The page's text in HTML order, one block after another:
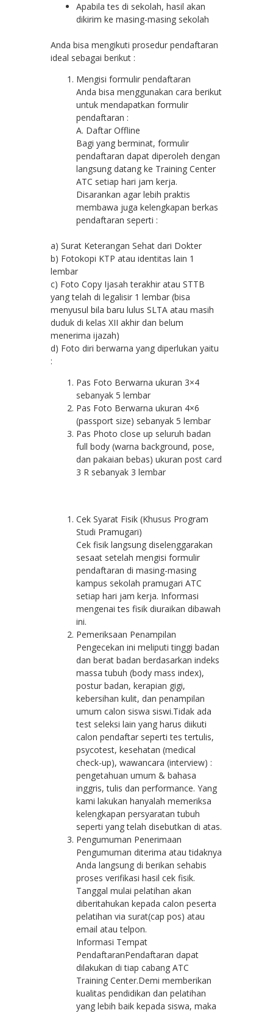
Apabila tes di sekolah, hasil akan
dikirim ke masing-masing sekolah
Anda bisa mengikuti prosedur pendaftaran
ideal sebagai berikut :
Mengisi formulir pendaftaran
Anda bisa menggunakan cara berikut
untuk mendapatkan formulir
pendaftaran :
A. Daftar Offline
Bagi yang berminat, formulir
pendaftaran dapat diperoleh dengan
langsung datang ke Training Center
ATC setiap hari jam kerja.
Disarankan agar lebih praktis
membawa juga kelengkapan berkas
pendaftaran seperti :
a) Surat Keterangan Sehat dari Dokter
b) Fotokopi KTP atau identitas lain 1
lembar
c) Foto Copy Ijasah terakhir atau STTB
yang telah di legalisir 1 lembar (bisa
menyusul bila baru lulus SLTA atau masih
duduk di kelas XII akhir dan belum
menerima ijazah)
d) Foto diri berwarna yang diperlukan yaitu
:
Pas Foto Berwarna ukuran 3×4
sebanyak 5 lembar
Pas Foto Berwarna ukuran 4×6
(passport size) sebanyak 5 lembar
Pas Photo close up seluruh badan
full body (warna background, pose,
dan pakaian bebas) ukuran post card
3 R sebanyak 3 lembar
Cek Syarat Fisik (Khusus Program
Studi Pramugari)
Cek fisik langsung diselenggarakan
sesaat setelah mengisi formulir
pendaftaran di masing-masing
kampus sekolah pramugari ATC
setiap hari jam kerja. Informasi
mengenai tes fisik diuraikan dibawah
ini.
Pemeriksaan Penampilan
Pengecekan ini meliputi tinggi badan
dan berat badan berdasarkan indeks
massa tubuh (body mass index),
postur badan, kerapian gigi,
kebersihan kulit, dan penampilan
umum calon siswa siswi.Tidak ada
test seleksi lain yang harus diikuti
calon pendaftar seperti tes tertulis,
psycotest, kesehatan (medical
check-up), wawancara (interview) :
pengetahuan umum & bahasa
inggris, tulis dan performance. Yang
kami lakukan hanyalah memeriksa
kelengkapan persyaratan tubuh
seperti yang telah disebutkan di atas.
Pengumuman Penerimaan
Pengumuman diterima atau tidaknya
Anda langsung di berikan sehabis
proses verifikasi hasil cek fisik.
Tanggal mulai pelatihan akan
diberitahukan kepada calon peserta
pelatihan via surat(cap pos) atau
email atau telpon.
Informasi Tempat
PendaftaranPendaftaran dapat
dilakukan di tiap cabang ATC
Training Center.Demi memberikan
kualitas pendidikan dan pelatihan
yang lebih baik kepada siswa, maka